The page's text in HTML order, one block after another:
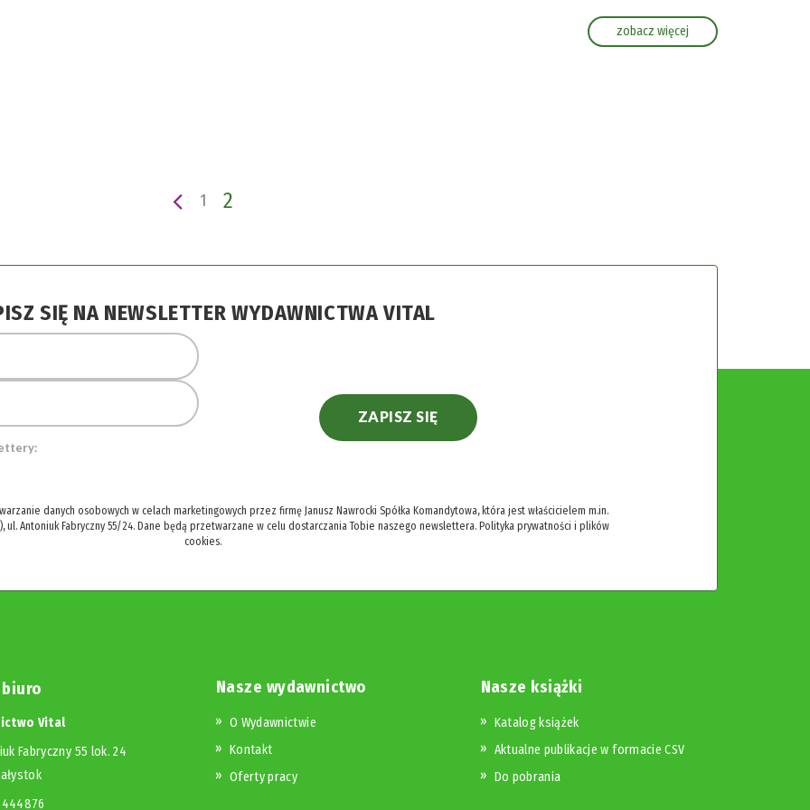
zobacz więcej
1 2
SIĘ NA NEWSLETTER WYDAWNICTWA VITAL
ZAPISZ SIĘ
danych osobowych w celach marketingowych przez firmę Janusz Nawrocki Spółka Komandytowa, która jest właścicielem m.in.
ul. Antoniuk Fabryczny 55/24. Dane będą przetwarzane w celu dostarczania Tobie naszego newslettera. Polityka prywatności i plików
cookies.
Vital
Fabryczny 55 lok. 24
Nasze wydawnictwo
O Wydawnictwie
Kontakt
Oferty pracy
Nasze książki
Katalog książek
Aktualne publikacje w formacie CSV
Do pobrania